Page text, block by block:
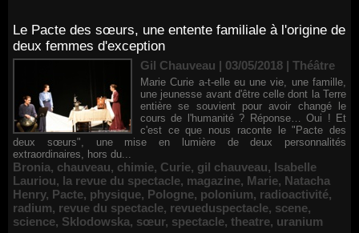
Le Pacte des sœurs, une entente familiale à l'origine de
deux femmes d'exception
Gil Chauveau | 03/05/2018 | Théâtre
Marie Curie a-t-elle eu une vie, une famille,
une jeunesse avant d'être celle dont la Terre
entière se souvient pour avoir changé le
cours de l'humanité ? Réponse… Oui ! Et
c'est ce que nous raconte le "Pacte des
deux sœurs", une mise en lumière de deux personnalités
extraordinaires, hors du...
Bronia, chauveau, chimie, Curie, gil chauveau, Isabelle
Lauriou, la revue du spectacle, magazine, Marie, Natacha
Henry, Pacte, physique, Pologne, polonium, radioactivité,
radium, revue du spectacle, revueduspectacle, scene,
science, Sklodowska, sœur, spectacle, theatre, uranium